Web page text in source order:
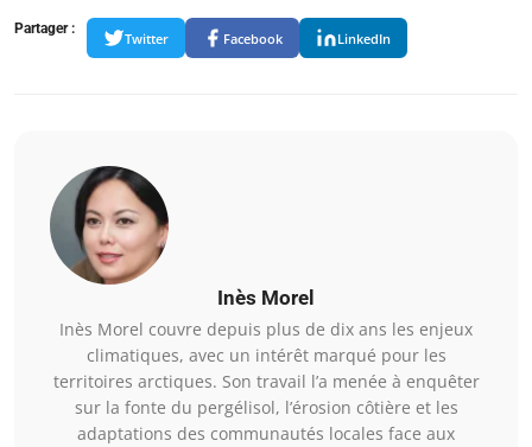
Partager :
Twitter Facebook LinkedIn
Inès Morel
Inès Morel couvre depuis plus de dix ans les enjeux
climatiques, avec un intérêt marqué pour les
territoires arctiques. Son travail l’a menée à enquêter
sur la fonte du pergélisol, l’érosion côtière et les
adaptations des communautés locales face aux